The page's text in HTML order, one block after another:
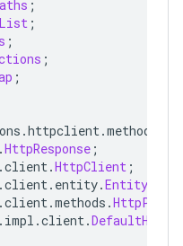
;
;
;
;
;
.httpclient.methods
.HttpResponse ;
.client.HttpClient ;
.client. entity.
.client.methods .HttpPost
. impl .client.